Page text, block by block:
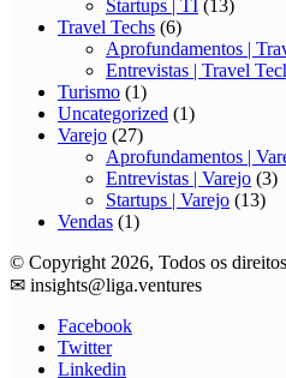
Startups | TI (13)
Travel Techs (6)
Aprofundamentos |
Entrevistas | Travel
Turismo (1)
Uncategorized (1)
Varejo (27)
Aprofundamentos |
Entrevistas | Varejo (3)
Startups | Varejo (13)
Vendas (1)
© Copyright 2026, Todos os
✉ insights@liga.ventures
Facebook
Twitter
Linkedin